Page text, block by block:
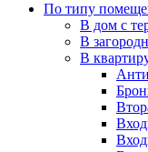
По типу
В дом с
В
В